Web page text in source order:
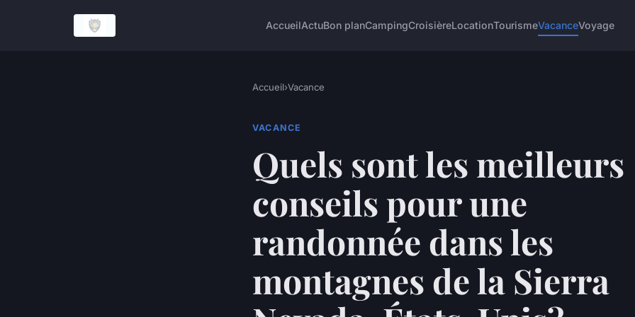
AccueilActuBon planCampingCroisièreLocationTourismeVacanceVoyage
Accueil›Vacance
VACANCE
Quels sont les meilleurs
conseils pour une
randonnée dans les
montagnes de la Sierra